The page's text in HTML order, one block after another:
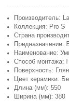
Производитель:
Коллекция: Pro S
Страна
Предназначение:
Наименование:
Способ монтажа:
Поверхность:
Цвет керамики:
Длина (мм): 550
Ширина (мм): 380